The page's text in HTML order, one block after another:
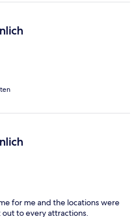
for me and the locations were
to every attractions.